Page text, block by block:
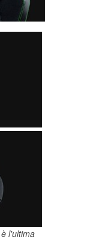
l'ultima